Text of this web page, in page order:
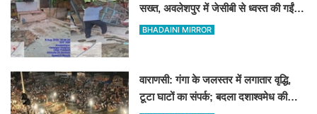
सख्त, अवलेशपुर में जेसीबी से ध्वस्त की गईं
12 दुकानें
BHADAINI MIRROR
वाराणसी: गंगा के जलस्तर में लगातार वृद्धि,
टूटा घाटों का संपर्क; बदला दशाश्वमेध की